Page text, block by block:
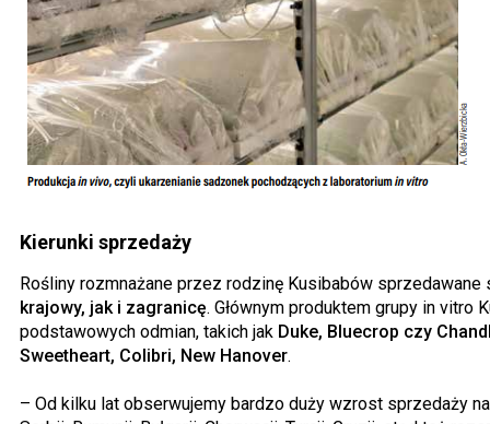
Kierunki sprzedaży
Rośliny rozmnażane przez rodzinę Kusibabów
krajowy, jak i zagranicę. Głównym produktem grupy in vitro
podstawowych odmian, takich jak Duke, Bluecrop czy
Sweetheart, Colibri, New Hanover.
– Od kilku lat obserwujemy bardzo duży wzrost sprzedaży